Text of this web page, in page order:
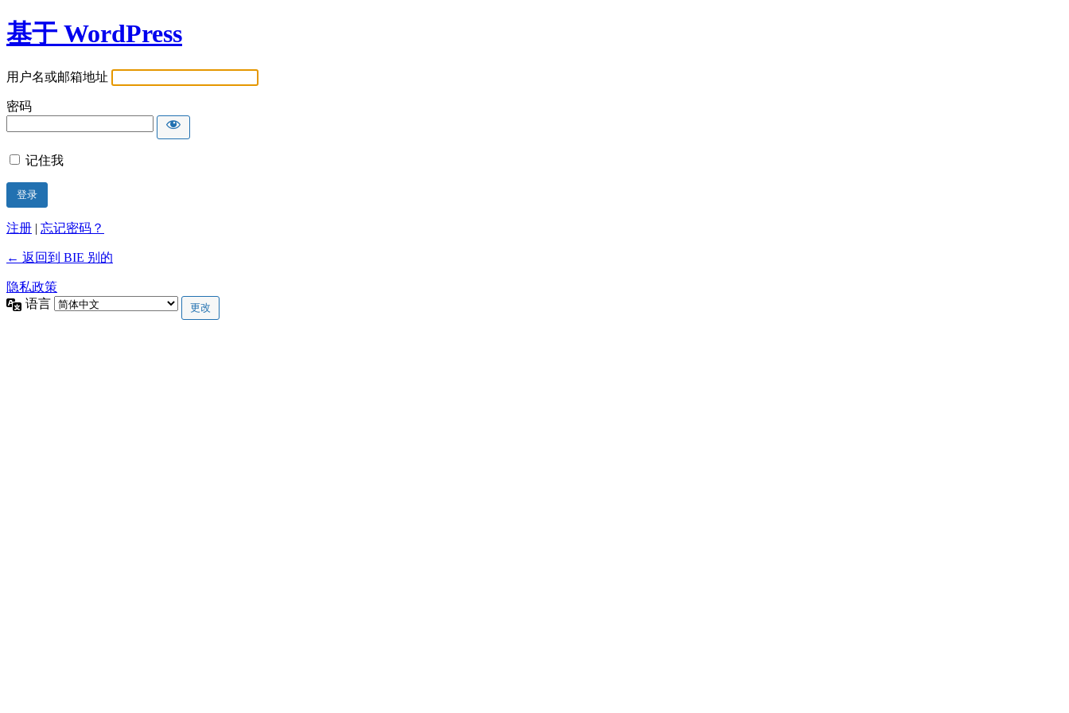
基于 WordPress
用户名或邮箱地址
密码
记住我
注册 | 忘记密码？
← 返回到 BIE 别的
隐私政策
语言